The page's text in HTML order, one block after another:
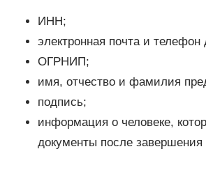
ИНН;
электронная почта и телефон
ОГРНИП;
имя, отчество и фамилия
подпись;
информация о человеке,
документы после завершения